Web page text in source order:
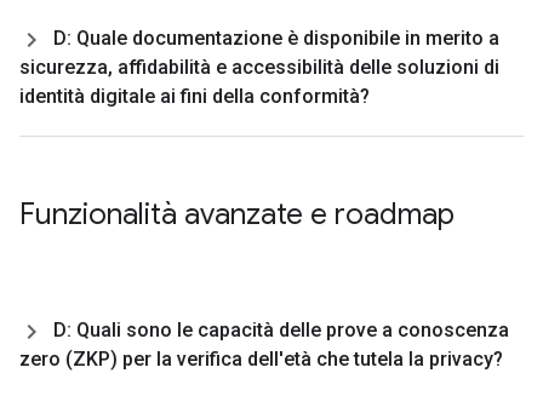
D: Quale documentazione è disponibile in merito a
sicurezza, affidabilità e accessibilità delle soluzioni di
identità digitale ai fini della conformità?
Funzionalità avanzate e roadmap
D: Quali sono le capacità delle prove a conoscenza
zero (ZKP) per la verifica dell'età che tutela la privacy?